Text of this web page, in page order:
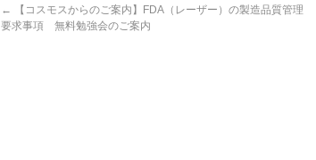
←
【コスモスからのご案内】FDA（レーザー）の製造品質管理
要求事項 無料勉強会のご案内